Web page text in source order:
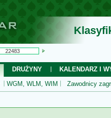
DRUŻYNY
KALENDARZ I
WGM, WLM, WIM Zawodnicy